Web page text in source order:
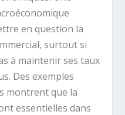
en question la
surtout si
à maintenir ses taux
Des exemples
montrent que la
essentielles dans